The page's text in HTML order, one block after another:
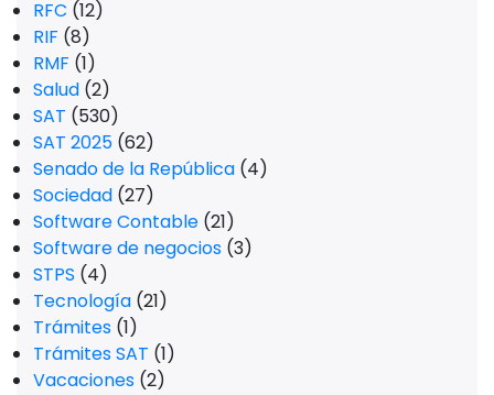
RFC (12)
RIF (8)
RMF (1)
Salud (2)
SAT (530)
SAT 2025 (62)
Senado de la República (4)
Sociedad (27)
Software Contable (21)
Software de negocios (3)
STPS (4)
Tecnología (21)
Trámites (1)
Trámites SAT (1)
Vacaciones (2)